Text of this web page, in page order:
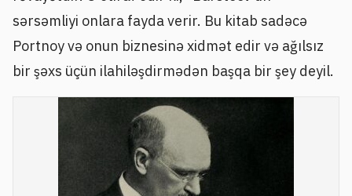
sərsəmliyi onlara fayda verir. Bu kitab sadəcə
Portnoy və onun biznesinə xidmət edir və ağılsız
bir şəxs üçün ilahiləşdirmədən başqa bir şey deyil.